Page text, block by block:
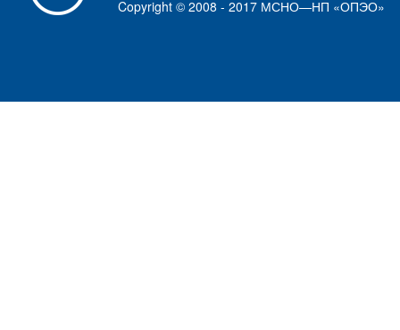
Copyright © 2008 - 2017 МСНО—НП «ОПЭО»